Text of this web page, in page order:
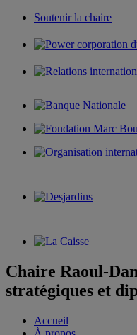
Soutenir la chaire
Chaire Raoul-
stratégiques et
Accueil